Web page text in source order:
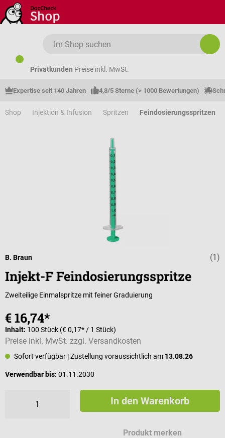
Zum Hauptinhalt springen
Privatkunden Preise inkl. MwSt.
Expertise seit 140 Jahren 4,8/5 Sterne (> 1000 Bewertungen)
Shop Injektion & Infusion Spritzen Feindosierungsspritzen
(1)
B. Braun
Injekt-F Feindosierungsspritze
Zweiteilige Einmalspritze mit feiner Graduierung
€ 16,74*
Inhalt: 100 Stück (€ 0,17* / 1 Stück)
Preise inkl. MwSt. zzgl. Versandkosten
Sofort verfügbar | Zustellung voraussichtlich am 13.08.26
Verwendbar bis: 01.11.2030
In den Warenkorb
Produkt merken